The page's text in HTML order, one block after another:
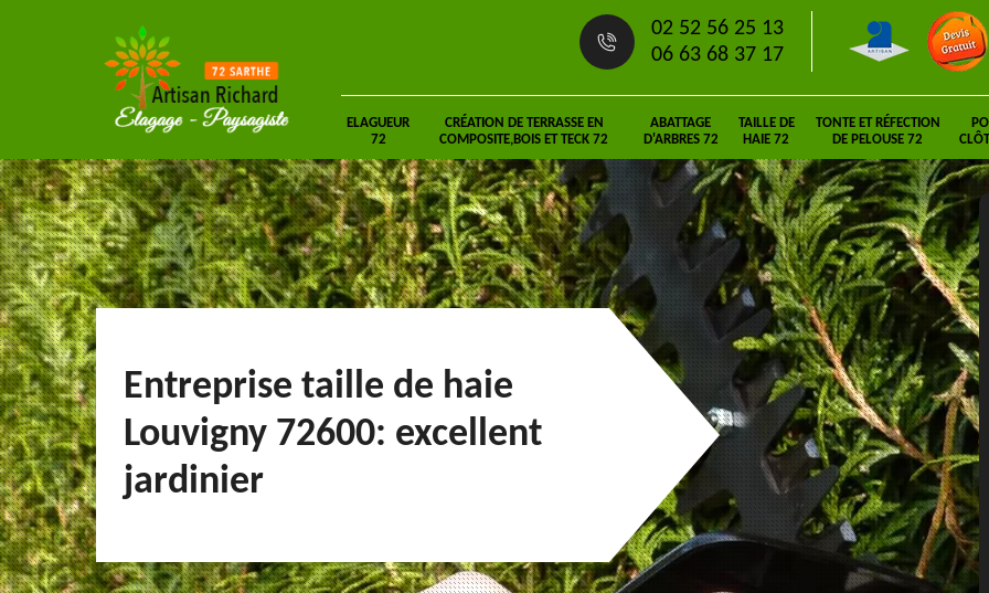
02 52 56 25 13
06 63 68 37 17
ELAGUEUR
72
CRÉATION DE TERRASSE EN
COMPOSITE,BOIS ET TECK 72
ABATTAGE
D'ARBRES 72
TAILLE DE
HAIE 72
TONTE ET RÉFECTION
DE PELOUSE 72
Entreprise taille de haie
Louvigny 72600: excellent
jardinier